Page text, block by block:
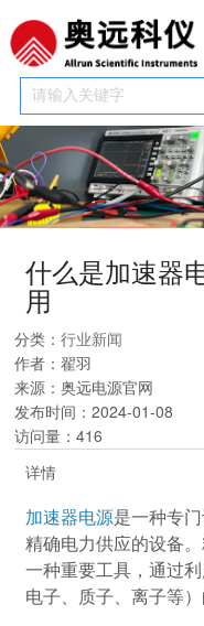
网站首页
关于我们
产品展示
高压直流电源高压脉冲电源
新闻资讯
公司新闻
电源百科
电源手册
服务保障
联系我们
什么是加速器
用
分类：行业新闻
作者：翟羽
来源：奥远电源官网
发布时间：2024-01-08
访问量：416
详情
加速器电源是一种专
精确电力供应的设备
一种重要工具，通过
电子、质子、离子等